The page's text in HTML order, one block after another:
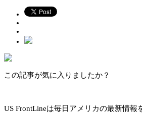
この記事が気に入りましたか？
US FrontLineは毎日アメリカの最新情報